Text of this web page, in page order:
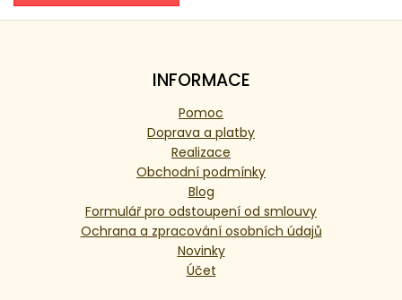
INFORMACE
Pomoc
Doprava a platby
Realizace
Obchodní podmínky
Blog
Formulář pro odstoupení od smlouvy
Ochrana a zpracování osobních údajů
Novinky
Účet